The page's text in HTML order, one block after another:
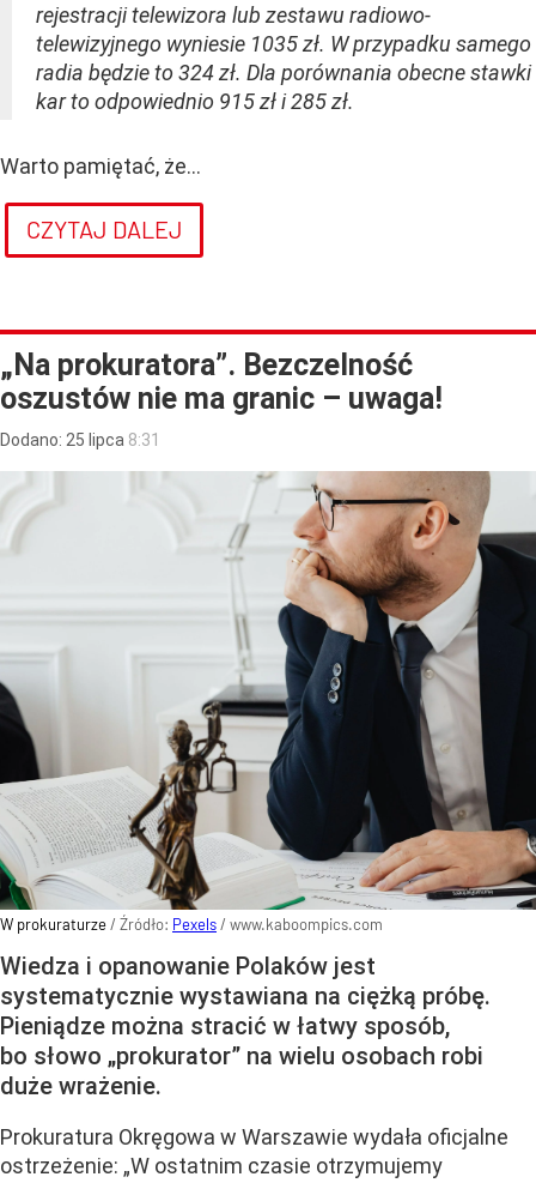
rejestracji telewizora lub zestawu radiowo-
telewizyjnego wyniesie 1035 zł. W przypadku samego
radia będzie to 324 zł. Dla porównania obecne stawki
kar to odpowiednio 915 zł i 285 zł.
Warto pamiętać, że...
CZYTAJ DALEJ
„Na prokuratora”. Bezczelność
oszustów nie ma granic – uwaga!
Dodano: 25 lipca 8:31
W prokuraturze/ Źródło: Pexels/ www.kaboompics.com
Wiedza i opanowanie Polaków jest
systematycznie wystawiana na ciężką próbę.
Pieniądze można stracić w łatwy sposób,
bo słowo „prokurator” na wielu osobach robi
duże wrażenie.
Prokuratura Okręgowa w Warszawie wydała oficjalne
ostrzeżenie: „W ostatnim czasie otrzymujemy